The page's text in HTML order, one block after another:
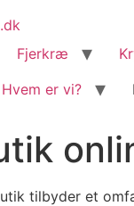
Fjerkræ
Hvem er vi?
tilbyder et